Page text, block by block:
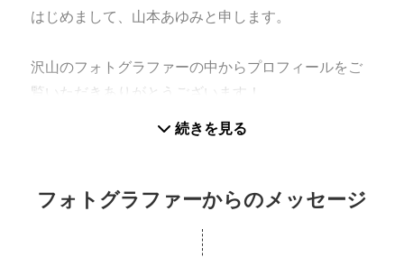
はじめまして、山本あゆみと申します。
沢山のフォトグラファーの中からプロフィールをご
覧いただきありがとうございます！
私は、大学にてグラフィックデザインを学び卒業
て、フォトグラファーとして勤務。
を中心にマタニティ・キッズ・ファミリーフォト、
続きを見る
フォトグラファーからのメッセージ